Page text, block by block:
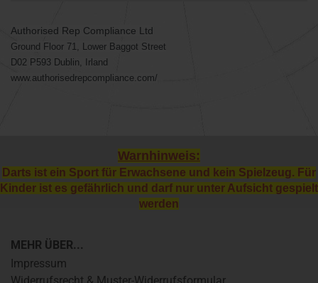
Authorised Rep Compliance Ltd
Ground Floor 71, Lower Baggot Street
D02 P593 Dublin, Irland
www.authorisedrepcompliance.com/
Warnhinweis:
Darts ist ein Sport für Erwachsene und kein Spielzeug. Für
Kinder ist es gefährlich und darf nur unter Aufsicht gespielt
werden
MEHR ÜBER...
Impressum